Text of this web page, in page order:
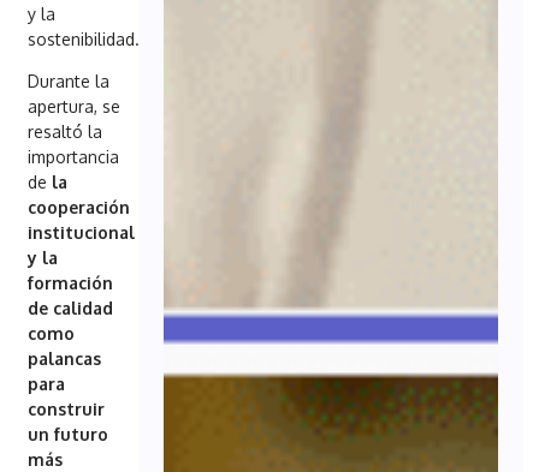
y la
sostenibilidad.
Durante la
apertura, se
resaltó la
importancia
de la
cooperación
institucional
y la
formación
de calidad
como
palancas
para
construir
un futuro
más